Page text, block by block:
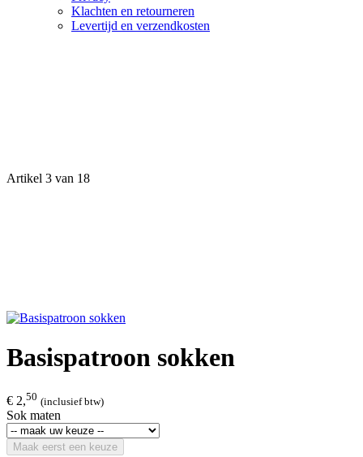
Klachten en retourneren
Levertijd en verzendkosten
Artikel 3 van 18
Basispatroon sokken
€ 2,50 (inclusief btw)
Sok maten
Maak eerst een keuze